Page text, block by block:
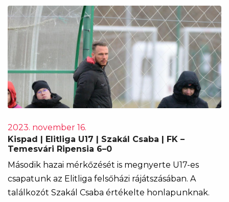
2023. november 16.
Kispad | Elitliga U17 | Szakál Csaba | FK –
Temesvári Ripensia 6–0
Második hazai mérkőzését is megnyerte U17-es
csapatunk az Elitliga felsőházi rájátszásában. A
találkozót Szakál Csaba értékelte honlapunknak.